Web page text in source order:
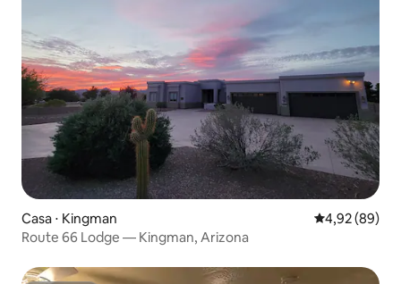
Casa ⋅ Kingman 4,92 de uma
4,92 (89)
Route 66 Lodge — Kingman, Arizona